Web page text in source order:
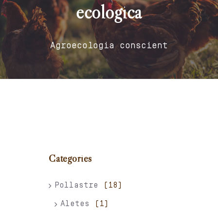
Nosaltres
Carret
ecologica
Agroecologia conscient
Categories
Pollastre (18)
Aletes (1)